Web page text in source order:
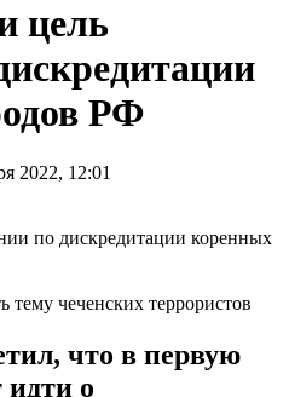
цель
РФ
2022, 12:01
чеченских террористов
что в первую
идти о